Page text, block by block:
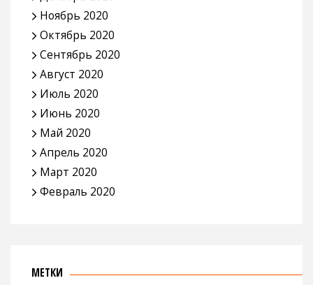
Ноябрь 2020
Октябрь 2020
Сентябрь 2020
Август 2020
Июль 2020
Июнь 2020
Май 2020
Апрель 2020
Март 2020
Февраль 2020
МЕТКИ